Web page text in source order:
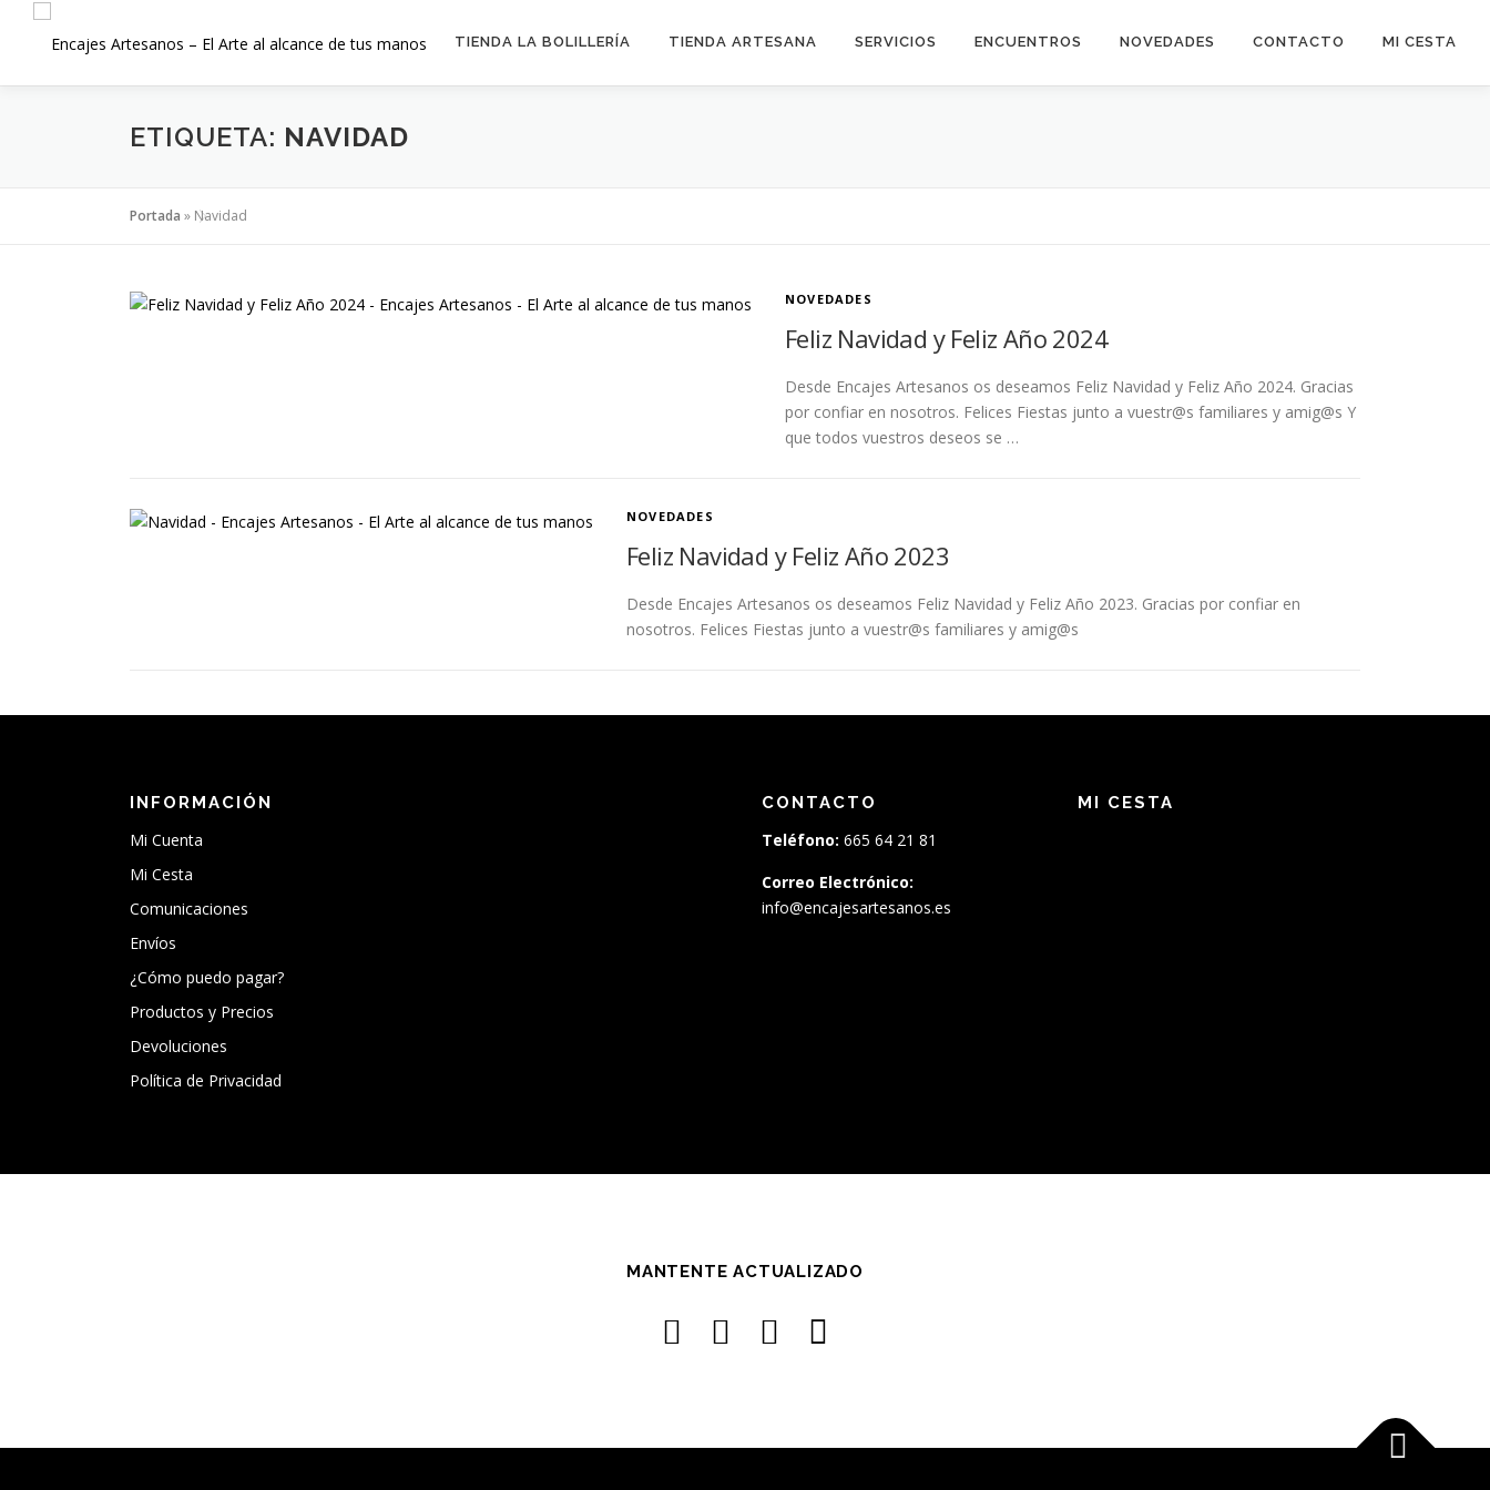
TIENDA LA BOLILLERÍA TIENDA ARTESANA SERVICIOS ENCUENTROS NOVEDADES CONTACTO MI CESTA
ETIQUETA: NAVIDAD
Portada » Navidad
NOVEDADES
Feliz Navidad y Feliz Año 2024
Desde Encajes Artesanos os deseamos Feliz Navidad y Feliz Año 2024. Gracias
por confiar en nosotros. Felices Fiestas junto a vuestr@s familiares y amig@s Y
que todos vuestros deseos se …
NOVEDADES
Feliz Navidad y Feliz Año 2023
Desde Encajes Artesanos os deseamos Feliz Navidad y Feliz Año 2023. Gracias por confiar en
nosotros. Felices Fiestas junto a vuestr@s familiares y amig@s
INFORMACIÓN
Mi Cuenta
Mi Cesta
Comunicaciones
Envíos
¿Cómo puedo pagar?
Productos y Precios
Devoluciones
Política de Privacidad
CONTACTO
Teléfono: 665 64 21 81
Correo Electrónico:
info@encajesartesanos.es
MI CESTA
MANTENTE ACTUALIZADO